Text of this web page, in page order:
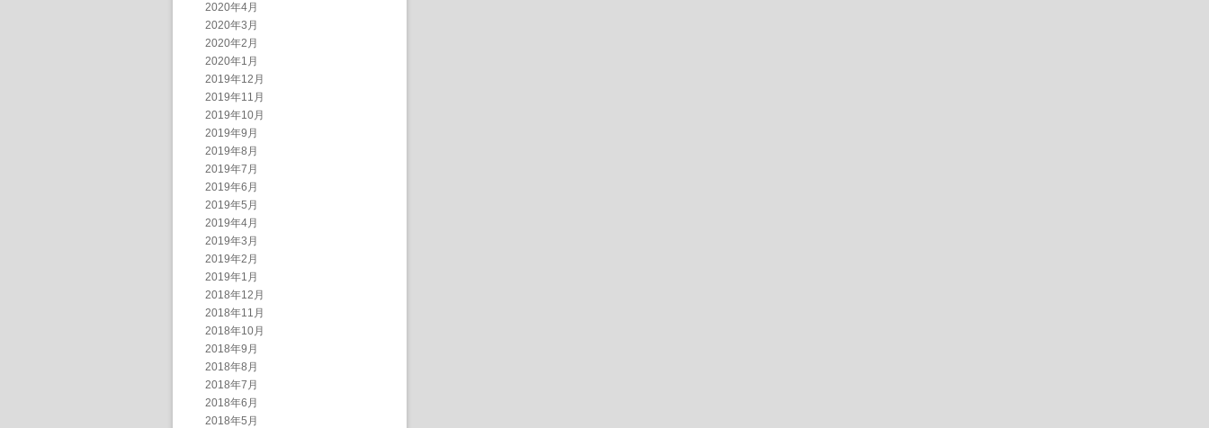
2020年4月
2020年3月
2020年2月
2020年1月
2019年12月
2019年11月
2019年10月
2019年9月
2019年8月
2019年7月
2019年6月
2019年5月
2019年4月
2019年3月
2019年2月
2019年1月
2018年12月
2018年11月
2018年10月
2018年9月
2018年8月
2018年7月
2018年6月
2018年5月